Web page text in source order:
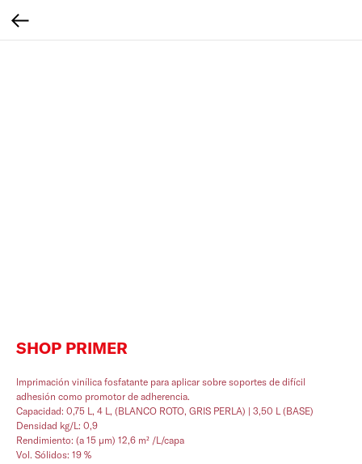
SHOP PRIMER
lmprimación vinílica fosfatante para aplicar sobre soportes de difícil
adhesión como promotor de adherencia.
Capacidad: 0,75 L, 4 L, (BLANCO ROTO, GRIS PERLA) | 3,50 L (BASE)
Densidad kg/L: 0,9
Rendimiento: (a 15 µm) 12,6 m² /L/capa
Vol. Sólidos: 19 %